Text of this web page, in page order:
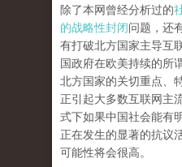
除了本网曾经分析过的
的战略性封闭问题，还
有打破北方国家主导互
国政府在欧美持续的所
北方国家的关切重点、
正引起大多数互联网主
式下如果中国社会能有
正在发生的显著的抗议
可能性将会很高。